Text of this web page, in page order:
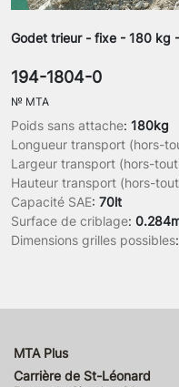
Godet trieur - fixe - 180 kg
Poids sans attache: 180kg
Longueur transport (hors-
Largeur transport (hors-
Hauteur transport (hors-
Capacité SAE: 70lt
Surface de criblage:
Dimensions grilles possibles:
194-1804-0
№ MTA
MTA Plus
Carrière de St-Léonard